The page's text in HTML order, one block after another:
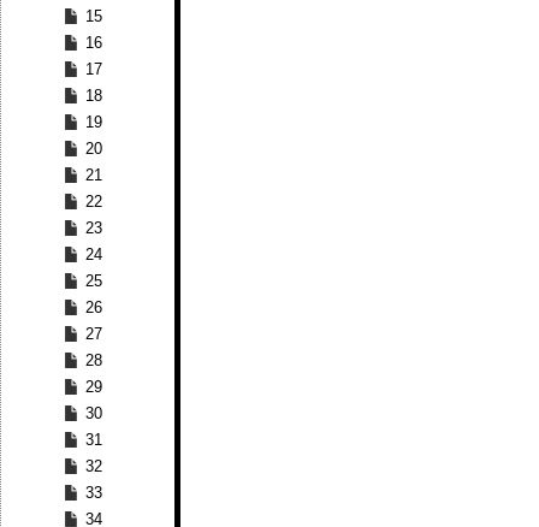
15
16
17
18
19
20
21
22
23
24
25
26
27
28
29
30
31
32
33
34